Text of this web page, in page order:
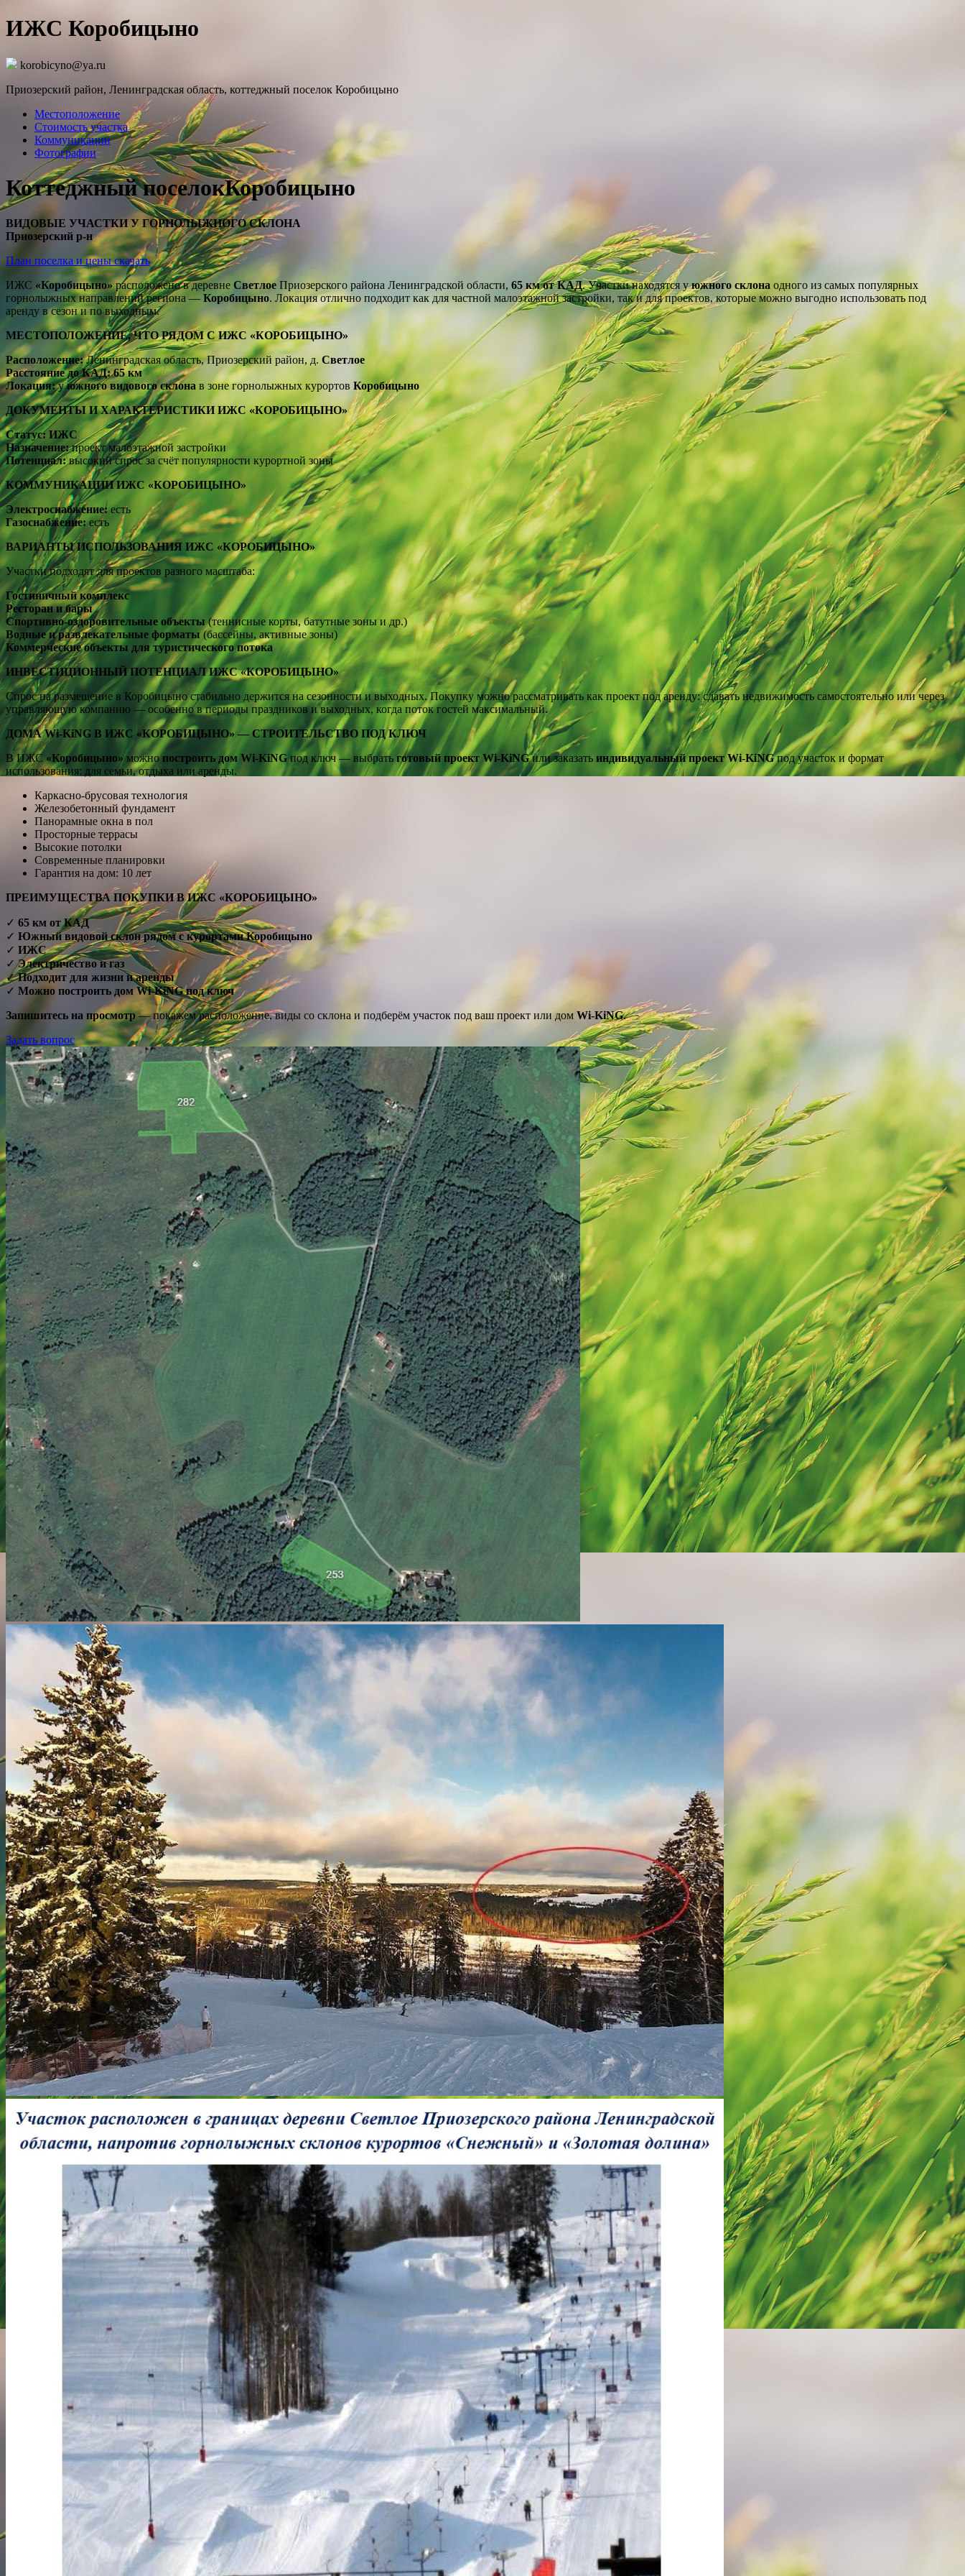
ИЖС Коробицыно
korobicyno@ya.ru
Приозерский район, Ленинградская область, коттеджный поселок Коробицыно
Местоположение
Стоимость участка
Коммуникации
Фотографии
Коттеджный поселокКоробицыно
ВИДОВЫЕ УЧАСТКИ У ГОРНОЛЫЖНОГО СКЛОНА
Приозерский р-н
План поселка и цены скачать
ИЖС «Коробицыно»расположено в деревне Светлое Приозерского района Ленинградской области, 65 км от КАД. Участки находятся уюжного склона одного из самых популярных
горнолыжных направлений региона — Коробицыно. Локация отлично подходит как для частной малоэтажной застройки, так и для проектов, которые можно выгодно использовать под
аренду в сезон и по выходным.
МЕСТОПОЛОЖЕНИЕ, ЧТО РЯДОМ С ИЖС «КОРОБИЦЫНО»
Расположение:Ленинградская область, Приозерский район, д. Светлое
Расстояние до КАД: 65 км
Локация:уюжного видового склона в зоне горнолыжных курортов Коробицыно
ДОКУМЕНТЫ И ХАРАКТЕРИСТИКИ ИЖС «КОРОБИЦЫНО»
Статус: ИЖС
Назначение:проект малоэтажной застройки
Потенциал:высокий спрос за счёт популярности курортной зоны
КОММУНИКАЦИИ ИЖС «КОРОБИЦЫНО»
Электроснабжение:есть
Газоснабжение:есть
ВАРИАНТЫ ИСПОЛЬЗОВАНИЯ ИЖС «КОРОБИЦЫНО»
Участки подходят для проектов разного масштаба:
Гостиничный комплекс
Ресторан и бары
Спортивно-оздоровительные объекты(теннисные корты, батутные зоны и др.)
Водные и развлекательные форматы(бассейны, активные зоны)
Коммерческие объекты для туристического потока
ИНВЕСТИЦИОННЫЙ ПОТЕНЦИАЛ ИЖС «КОРОБИЦЫНО»
Спрос на размещение в Коробицыно стабильно держится на сезонности и выходных. Покупку можно рассматривать как проект под аренду: сдавать недвижимость самостоятельно или через
управляющую компанию — особенно в периоды праздников и выходных, когда поток гостей максимальный.
ДОМА Wi-KiNG В ИЖС «КОРОБИЦЫНО» — СТРОИТЕЛЬСТВО ПОД КЛЮЧ
В ИЖС«Коробицыно»можнопостроить дом Wi-KiNGпод ключ — выбратьготовый проект Wi-KiNGили заказать индивидуальный проект Wi-KiNGпод участок и формат
использования: для семьи, отдыха или аренды.
Каркасно-брусовая технология
Железобетонный фундамент
Панорамные окна в пол
Просторные террасы
Высокие потолки
Современные планировки
Гарантия на дом: 10 лет
ПРЕИМУЩЕСТВА ПОКУПКИ В ИЖС «КОРОБИЦЫНО»
✓ 65 км от КАД
✓ Южный видовой склон рядом с курортами Коробицыно
✓ ИЖС
✓Электричество и газ
✓Подходит для жизни и аренды
✓ Можно построить дом Wi-KiNG под ключ
Запишитесь на просмотр— покажем расположение, виды со склона и подберём участок под ваш проект или дом Wi-KiNG.
Задать вопрос